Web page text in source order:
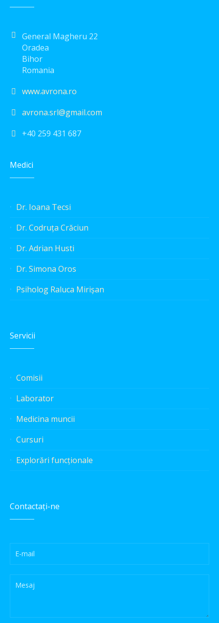
General Magheru 22
Oradea
Bihor
Romania
www.avrona.ro
avrona.srl@gmail.com
+40 259 431 687
Medici
Dr. Ioana Tecsi
Dr. Codruța Crăciun
Dr. Adrian Husti
Dr. Simona Oros
Psiholog Raluca Mirișan
Servicii
Comisii
Laborator
Medicina muncii
Cursuri
Explorări funcționale
Contactați-ne